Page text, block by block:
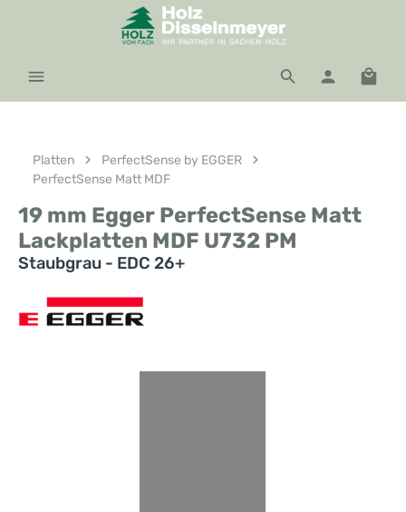
Zum Hauptinhalt springen
Platten
PerfectSense by EGGER
PerfectSense Matt MDF
19 mm Egger PerfectSense Matt
Lackplatten MDF U732 PM
Staubgrau - EDC 26+